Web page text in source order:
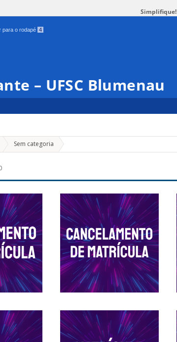
Simplifique!
para o rodapé 4
– UFSC Blumenau
Sem categoria »